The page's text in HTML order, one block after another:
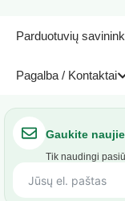
Parduotuvių
Pagalba / Kontaktai
Gaukite
Tik naudingi